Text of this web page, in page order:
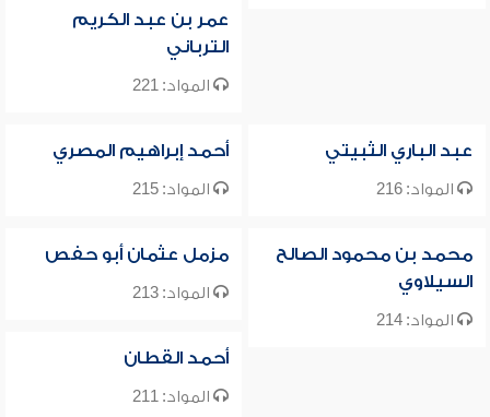
عمر بن عبد الكريم
الترباني
المواد: 221
عبد الباري الثبيتي
المواد: 216
أحمد إبراهيم المصري
المواد: 215
محمد بن محمود الصالح
السيلاوي
المواد: 214
مزمل عثمان أبو حفص
المواد: 213
أحمد القطان
المواد: 211